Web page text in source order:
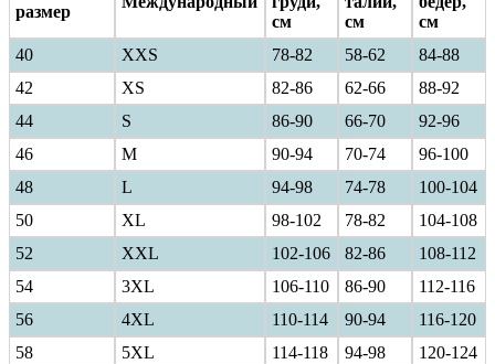
размер
см
см
см
40
ХXS 78-82 58-62
84-88
42
XS 82-86 62-66
88-92
44
S 86-90 66-70
92-96
46
M 90-94 70-74
96-100
48
L 94-98 74-78
100-104
50
XL 98-102 78-82
104-108
52
XXL 102-106 82-86
108-112
54
3XL 106-110 86-90
112-116
56
4XL 110-114 90-94
116-120
58
5XL 114-118 94-98 120-124